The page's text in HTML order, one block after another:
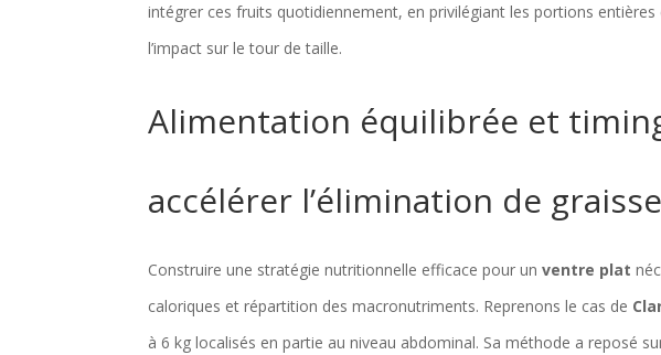
intégrer ces fruits quotidiennement, en privilégiant les portions
l’impact sur le tour de taille.
Alimentation équilibrée et
accélérer l’élimination de
Construire une stratégie nutritionnelle efficace pour unventre plat
caloriques et répartition des macronutriments. Reprenons le cas de
à 6 kg localisés en partie au niveau abdominal. Sa méthode a reposé